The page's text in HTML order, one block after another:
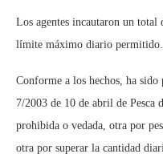
Los agentes incautaron un total
límite máximo diario permitido.
Conforme a los hechos, ha sido
7/2003 de 10 de abril de Pesca
prohibida o vedada, otra por
otra por superar la cantidad